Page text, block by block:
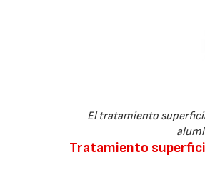
El tratamiento
Tratamiento